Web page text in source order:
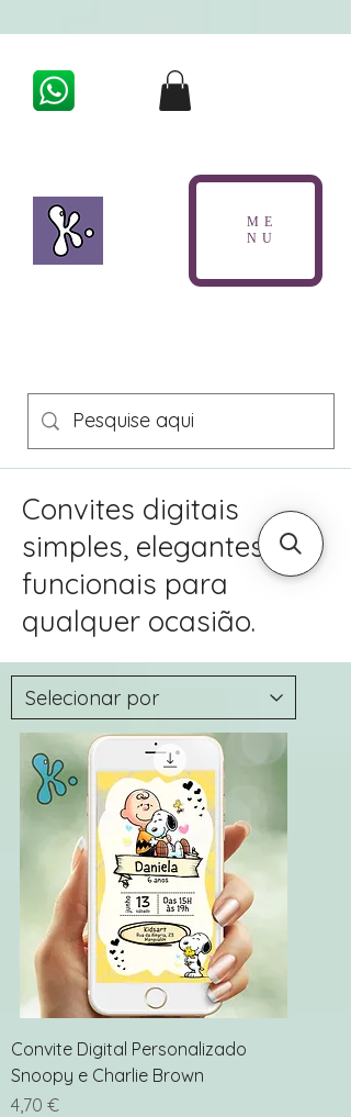
ME
NU
Convites digitais
simples, elegantes e
funcionais para
qualquer ocasião.
Convite Digital Personalizado
Snoopy e Charlie Brown
Preço
4,70 €